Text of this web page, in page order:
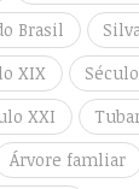
Brasil
XIX
XXI
Árvore famliar